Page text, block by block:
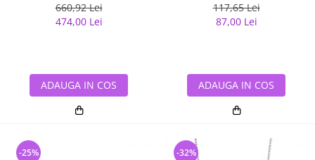
660,92 Lei
474,00 Lei
ADAUGA IN COS
117,65 Lei
87,00 Lei
ADAUGA IN COS
-25% -32%